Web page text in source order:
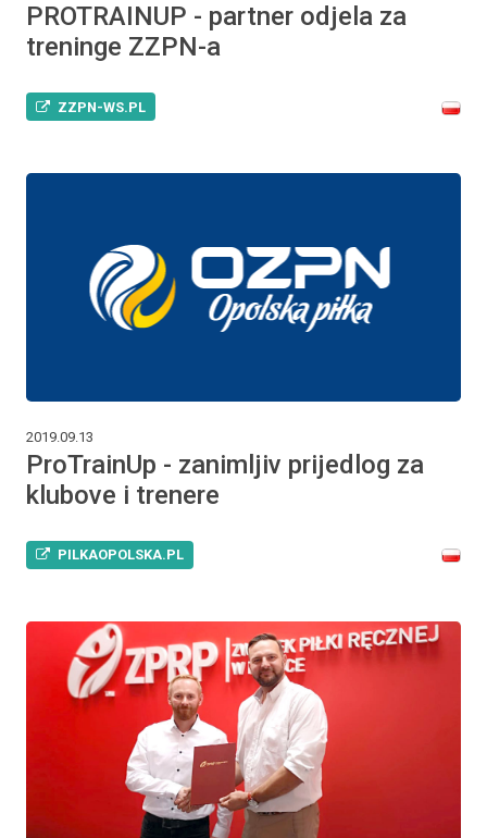
PROTRAINUP - partner odjela za
treninge ZZPN-a
ZZPN-WS.PL
2019.09.13
ProTrainUp - zanimljiv prijedlog za
klubove i trenere
PILKAOPOLSKA.PL